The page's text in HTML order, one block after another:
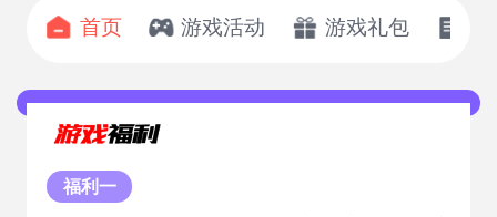
首页 游戏活动 游戏礼包
福利一